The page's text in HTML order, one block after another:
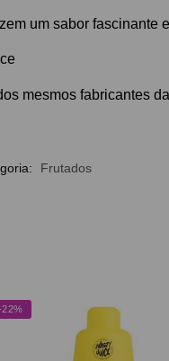
um sabor fascinante
mesmos fabricantes
Frutados
22%